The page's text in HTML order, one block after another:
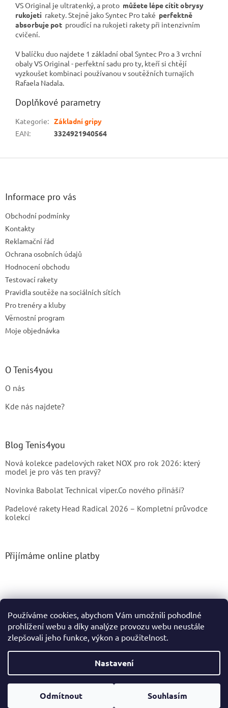
Používáme cookies, abychom Vám umožnili pohodlné
prohlížení webu a díky analýze provozu webu neustále
zlepšovali jeho funkce, výkon a použitelnost.
Nastavení
Odmítnout Souhlasím
VS Original je ultratenký, a proto můžete lépe cítit obrysy
rukojeti rakety.Stejně jako Syntec Pro také perfektně
absorbuje pot proudící na rukojeti rakety při intenzivním
cvičení.
V balíčku duo najdete 1 základní obal Syntec Pro a 3 vrchní
obaly VS Original - perfektní sadu pro ty, kteří si chtějí
vyzkoušet kombinaci používanou v soutěžních turnajích
Rafaela Nadala.
Doplňkové parametry
Kategorie: Základní gripy
EAN: 3324921940564
Z
Informace pro vás
Obchodní podmínky
Kontakty
Reklamační řád
Ochrana osobních údajů
Hodnocení obchodu
Testovací rakety
Pravidla soutěže na sociálních sítích
Pro trenéry a kluby
Věrnostní program
Moje objednávka
O Tenis4you
O nás
Kde nás najdete?
Blog Tenis4you
Nová kolekce padelových raket NOX pro rok 2026: který
model je pro vás ten pravý?
Novinka Babolat Technical viper.Co nového přináší?
Padelové rakety Head Radical 2026 – Kompletní průvodce
kolekcí
Přijímáme online platby
Vytvořil Shoptet
. Všechna práva vyhrazena.
Podle zákona o evidenci tržeb je prodávající povinen vystavit
kupujícímu účtenku. Zároveň je povinen zaevidovat přijatou
tržbu u správce daně online; v případě technického výpadku